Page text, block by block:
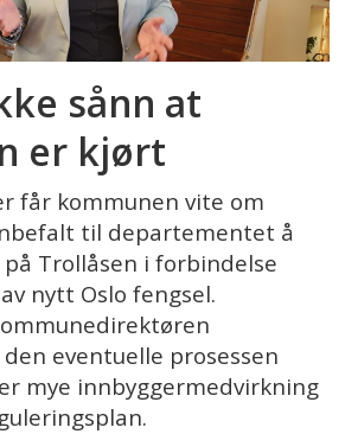
sånn at
er kjørt
får kommunen vite om
til departementet å
Trollåsen i forbindelse
nytt Oslo fengsel.
eventuelle prosessen
mye innbyggermedvirkning